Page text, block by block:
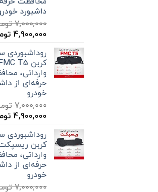
داشبورد
7,000,000
قیمت
بود.
4,900,000
روداشبوردی
وارداتی،
حرفه‌ای از
خودرو
7,000,000
قیمت
بود.
4,900,000
روداشبوردی
کربن
وارداتی،
حرفه‌ای از
خودرو
7,000,000